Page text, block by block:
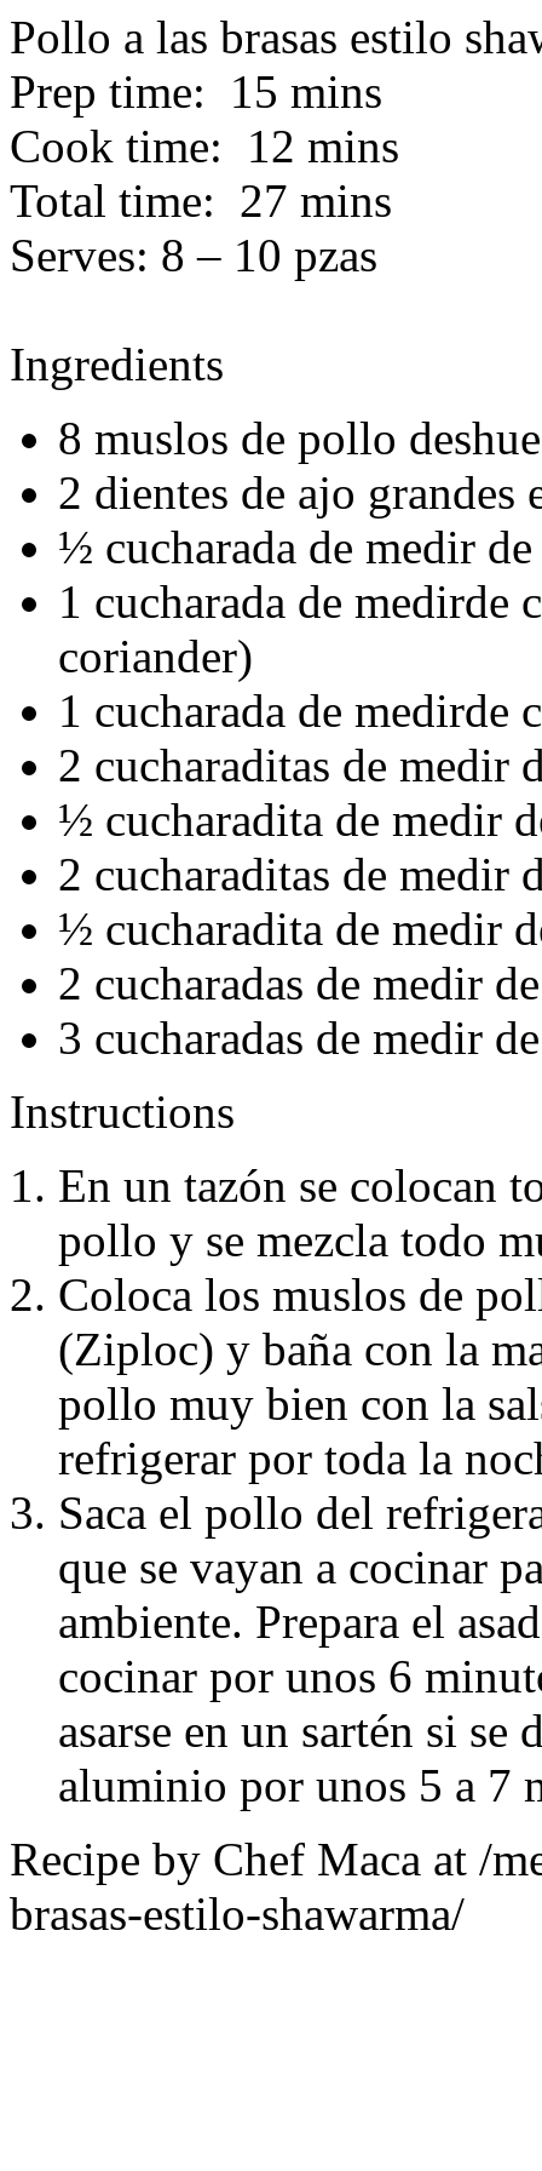
Pollo a las brasas estilo
Prep time: 15 mins
Cook time: 12 mins
Total time: 27 mins
Serves: 8 – 10 pzas
Ingredients
8 muslos de pollo
2 dientes de ajo grandes
½ cucharada de medir
1 cucharada de
coriander)
1 cucharada de medirde
2 cucharaditas de medir
½ cucharadita de medir
2 cucharaditas de medir
½ cucharadita de medir
2 cucharadas de medir
3 cucharadas de medir
Instructions
En un tazón se colocan
pollo y se mezcla todo
Coloca los muslos de
(Ziploc) y baña con la
pollo muy bien con la
refrigerar por toda la
Saca el pollo del
que se vayan a cocinar
ambiente. Prepara el
cocinar por unos 6
asarse en un sartén si se
aluminio por unos 5 a 7
Recipe by Chef Maca at /
brasas-estilo-shawarma/